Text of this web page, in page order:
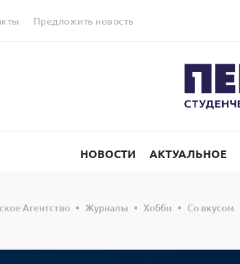
Предложить новость
НОВОСТИ АКТУАЛЬНОЕ
Агентство Журналы Хобби Со вкусом